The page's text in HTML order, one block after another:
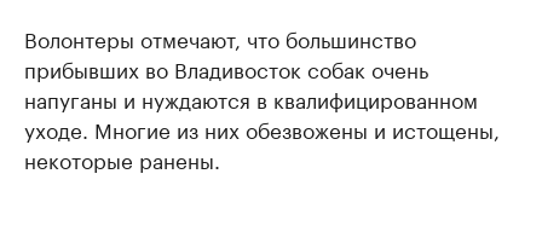
Волонтеры отмечают, что большинство
прибывших во Владивосток собак очень
напуганы и нуждаются в квалифицированном
уходе. Многие из них обезвожены и истощены,
некоторые ранены.